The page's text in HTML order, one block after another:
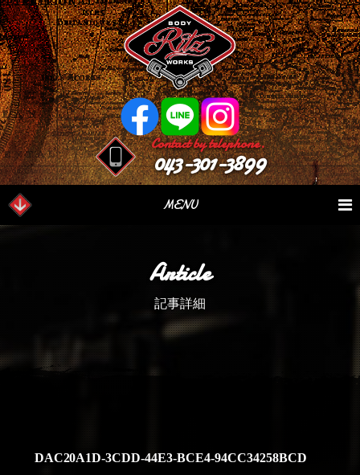
Contact by telephone.
043-301-3899
MENU
Parts Sales 作業日誌
Article
記事詳細
DAC20A1D-3CDD-44E3-BCE4-94CC34258BCD